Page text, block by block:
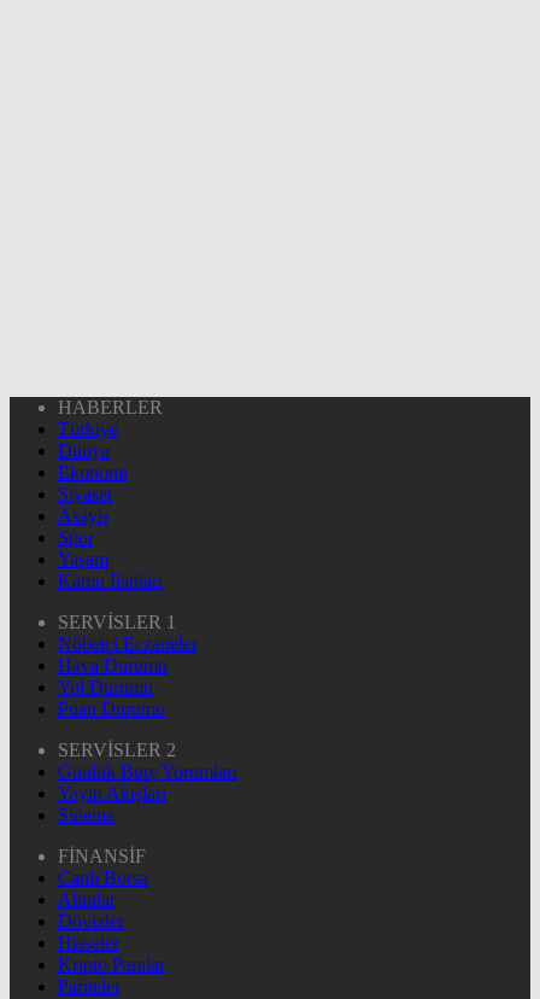
HABERLER
Türkiye
Dünya
Ekonomi
Siyaset
Asayiş
Spor
Yaşam
Kamu İlanları
SERVİSLER 1
Nöbetçi Eczaneler
Hava Durumu
Yol Durumu
Puan Durumu
SERVİSLER 2
Günlük Burç Yorumları
Yayın Akışları
Sinema
FİNANSİF
Canlı Borsa
Altınlar
Dövizler
Hisseler
Kripto Paralar
Pariteler